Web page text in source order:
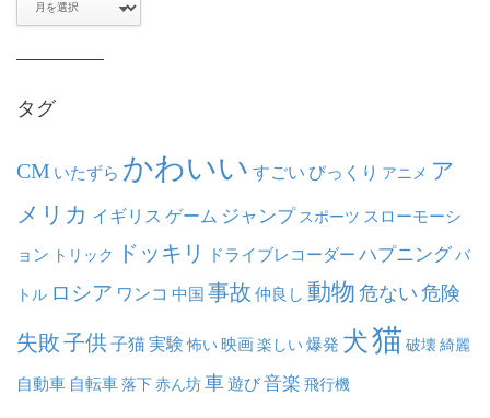
タグ
CM いたずら かわいい すごい びっくり アニメ ア
メリカ イギリス ゲーム ジャンプ スポーツ スローモーシ
ョン トリック ドッキリ ドライブレコーダー ハプニング バ
トル ロシア ワンコ 中国 事故 仲良し 動物 危ない 危険
失敗子供子猫実験 怖い映画楽しい爆発 犬猫 破壊綺麗
自動車 自転車落下赤ん坊車遊び音楽 飛行機